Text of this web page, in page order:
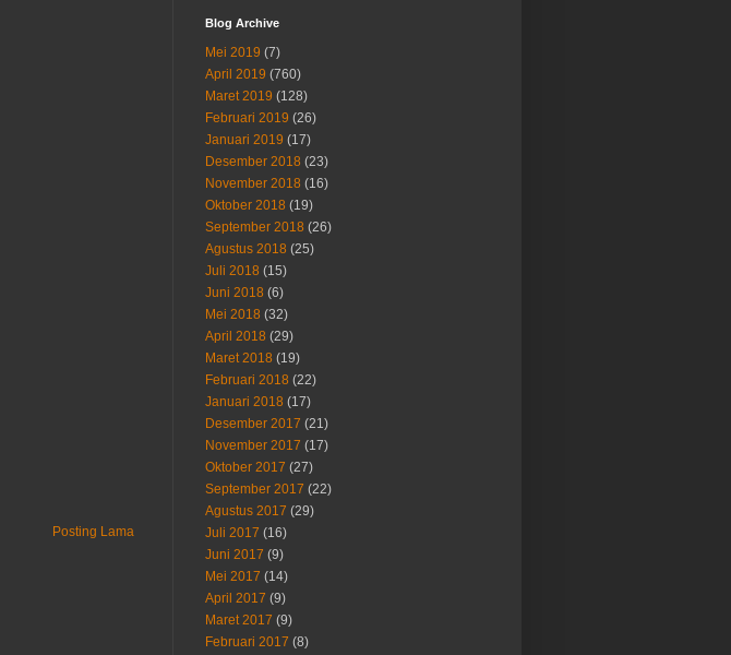
Posting Lama
Blog Archive
Mei 2019 (7)
April 2019 (760)
Maret 2019 (128)
Februari 2019 (26)
Januari 2019 (17)
Desember 2018 (23)
November 2018 (16)
Oktober 2018 (19)
September 2018 (26)
Agustus 2018 (25)
Juli 2018 (15)
Juni 2018 (6)
Mei 2018 (32)
April 2018 (29)
Maret 2018 (19)
Februari 2018 (22)
Januari 2018 (17)
Desember 2017 (21)
November 2017 (17)
Oktober 2017 (27)
September 2017 (22)
Agustus 2017 (29)
Juli 2017 (16)
Juni 2017 (9)
Mei 2017 (14)
April 2017 (9)
Maret 2017 (9)
Februari 2017 (8)